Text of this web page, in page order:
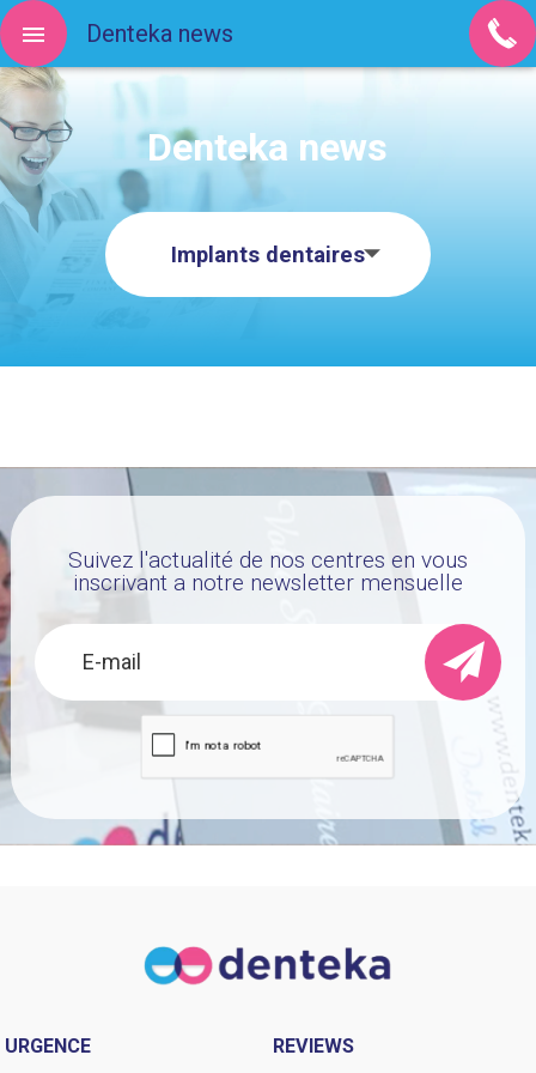
Denteka news
Implants dentaires
Suivez l'actualité de nos centres en vous
inscrivant a notre newsletter mensuelle
URGENCE REVIEWS
Denteka news